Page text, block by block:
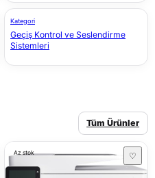
Kategori
Geçiş Kontrol ve Seslendirme
Sistemleri
Tüm Ürünler
Az stok ♡